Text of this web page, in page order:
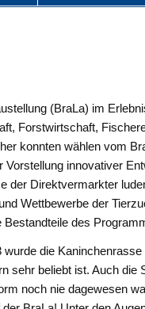
(BraLa) im
Forstwirtschaft,
konnten wählen vom
innovativer
der Direktvermarkter
Wettbewerbe der
Bestandteile des
die Kaninchenrasse
sehr beliebt ist. Auch die
noch nie dagewesen